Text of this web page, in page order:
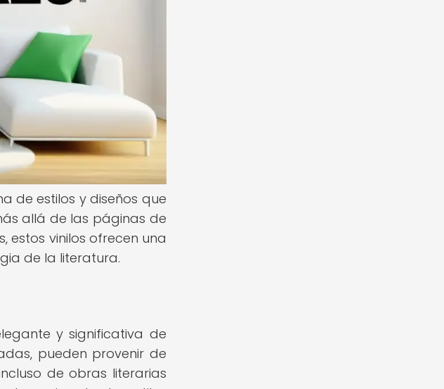
de estilos y diseños que
allá de las páginas de
estos vinilos ofrecen una
de la literatura.
y significativa de
pueden provenir de
de obras literarias